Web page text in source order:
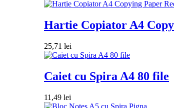
Hartie Copiator A4
25,71 lei
Caiet cu Spira A4 80 file
11,49 lei